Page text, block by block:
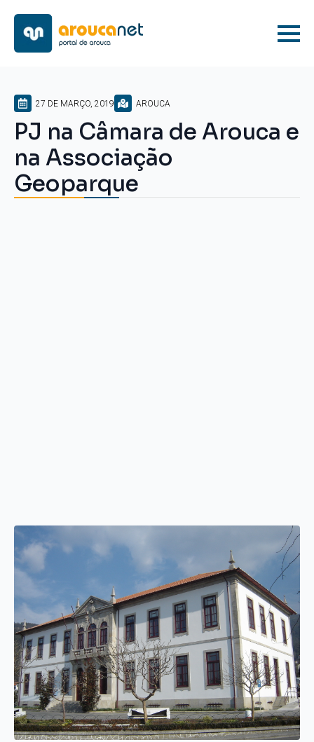
27 DE MARÇO, 2019 AROUCA
PJ na Câmara de Arouca e
na Associação
Geoparque